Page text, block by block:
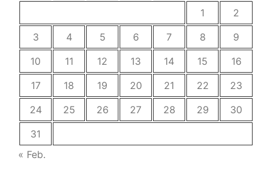
1
2
3
4 5 6 7 8
9
10
11 12 13 14 15
16
17
18 19 20 21 22
23
24
25 26 27 28 29
30
31
« Feb.